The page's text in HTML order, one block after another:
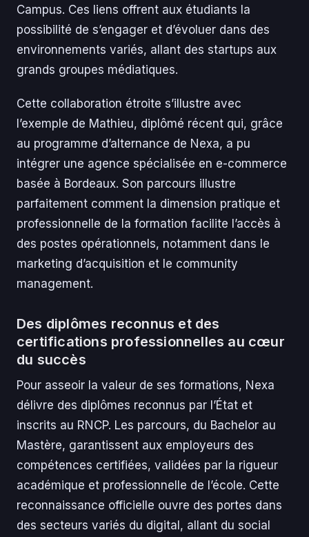
Campus. Ces liens offrent aux étudiants la
possibilité de s’engager et d’évoluer dans des
environnements variés, allant des startups aux
grands groupes médiatiques.
Cette collaboration étroite s’illustre avec
l’exemple de Mathieu, diplômé récent qui, grâce
au programme d’alternance de Nexa, a pu
intégrer une agence spécialisée en e-commerce
basée à Bordeaux. Son parcours illustre
parfaitement comment la dimension pratique et
professionnelle de la formation facilite l’accès à
des postes opérationnels, notamment dans le
marketing d’acquisition et le community
management.
Des diplômes reconnus et des
certifications professionnelles au cœur
du succès
Pour asseoir la valeur de ses formations, Nexa
délivre des diplômes reconnus par l’État et
inscrits au RNCP. Les parcours, du Bachelor au
Mastère, garantissent aux employeurs des
compétences certifiées, validées par la rigueur
académique et professionnelle de l’école. Cette
reconnaissance officielle ouvre des portes dans
des secteurs variés du digital, allant du social